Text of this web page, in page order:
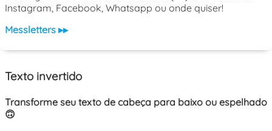
Instagram, Facebook, Whatsapp ou onde quiser!
Messletters ▸▸
Texto invertido
Transforme seu texto de cabeça para baixo ou espelhado
🙃